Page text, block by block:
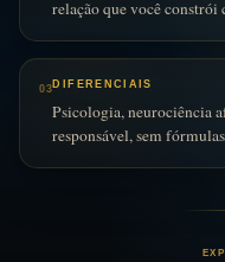
relação que você constrói
03DIFERENCIAIS
Psicologia, neurociência
responsável, sem